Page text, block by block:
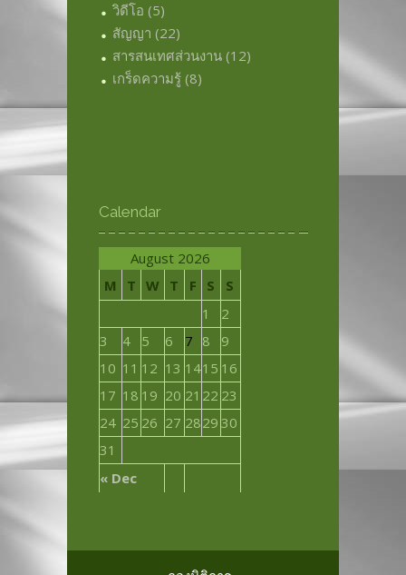
วิดีโอ (5)
สัญญา (22)
สารสนเทศส่วนงาน (12)
เกร็ดความรู้ (8)
Calendar
August 2026
M
T W T F S S
« Dec
1
2
3
4 5 6 7 8
9
10 11 12 13 1415 16
17 18 19 20 21 22 23
24 25 26 27 2829 30
31